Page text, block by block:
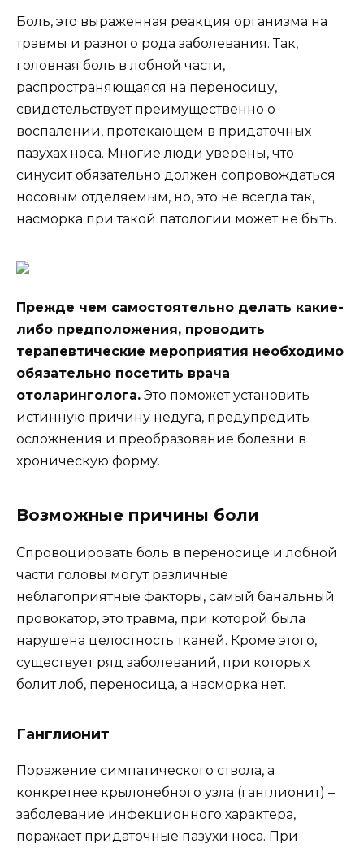
Боль, это выраженная реакция организма на
травмы и разного рода заболевания. Так,
головная боль в лобной части,
распространяющаяся на переносицу,
свидетельствует преимущественно о
воспалении, протекающем в придаточных
пазухах носа. Многие люди уверены, что
синусит обязательно должен сопровождаться
носовым отделяемым, но, это не всегда так,
насморка при такой патологии может не быть.
Прежде чем самостоятельно делать какие-
либо предположения, проводить
терапевтические мероприятия необходимо
обязательно посетить врача
отоларинголога. Это поможет установить
истинную причину недуга, предупредить
осложнения и преобразование болезни в
хроническую форму.
Возможные причины боли
Спровоцировать боль в переносице и лобной
части головы могут различные
неблагоприятные факторы, самый банальный
провокатор, это травма, при которой была
нарушена целостность тканей. Кроме этого,
существует ряд заболеваний, при которых
болит лоб, переносица, а насморка нет.
Ганглионит
Поражение симпатического ствола, а
конкретнее крылонебного узла (ганглионит) –
заболевание инфекционного характера,
поражает придаточные пазухи носа. При